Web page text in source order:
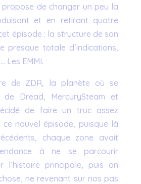
de changer un peu la
et en retirant quatre
épisode : la structure de son
presque totale d’indications,
Les EMMI.
de ZDR, la planète où se
de Dread, MercurySteam et
de faire un truc assez
nouvel épisode, puisque là
chaque zone avait
à ne se parcourir
l’histoire principale, puis on
ne revenant sur nos pas